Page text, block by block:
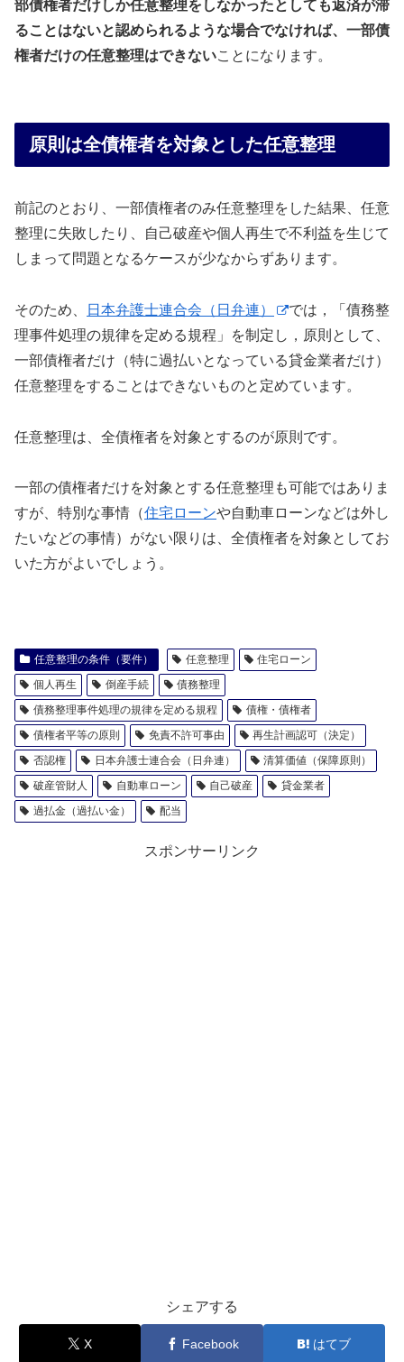
部債権者だけしか任意整理をしなかったとしても返済が滞
ることはないと認められるような場合でなければ、一部債
権者だけの任意整理はできないことになります。
原則は全債権者を対象とした任意整理
前記のとおり、一部債権者のみ任意整理をした結果、任意
整理に失敗したり、自己破産や個人再生で不利益を生じて
しまって問題となるケースが少なからずあります。
そのため、 日本弁護士連合会（日弁連）
では，「債務整
理事件処理の規律を定める規程」を制定し，原則として、
一部債権者だけ（特に過払いとなっている貸金業者だけ）
任意整理をすることはできないものと定めています。
任意整理は、全債権者を対象とするのが原則です。
一部の債権者だけを対象とする任意整理も可能ではありま
すが、特別な事情（住宅ローンや自動車ローンなどは外し
たいなどの事情）がない限りは、全債権者を対象としてお
いた方がよいでしょう。
任意整理の条件（要件） 任意整理
住宅ローン
個人再生
倒産手続
債務整理
債務整理事件処理の規律を定める規程
債権・債権者
債権者平等の原則
免責不許可事由
再生計画認可（決定）
否認権
日本弁護士連合会（日弁連）
清算価値（保障原則）
破産管財人
自動車ローン 自己破産
貸金業者
過払金（過払い金）
配当
スポンサーリンク
シェアする
X Facebook はてブ